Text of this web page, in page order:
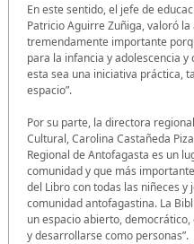
En este sentido, el jefe de
Patricio Aguirre Zuñiga, valoró
tremendamente importante
para la infancia y adolescencia
esta sea una iniciativa práctica,
espacio”.
Por su parte, la directora
Cultural, Carolina Castañeda
Regional de Antofagasta es un
comunidad y que más
del Libro con todas las niñeces y
comunidad antofagastina. La
un espacio abierto,
y desarrollarse como personas”.